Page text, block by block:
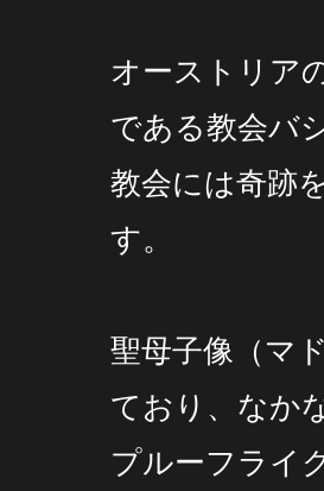
オーストリア
である教会バ
教会には奇跡
す。
聖母子像（マ
ており、なか
プルーフライ